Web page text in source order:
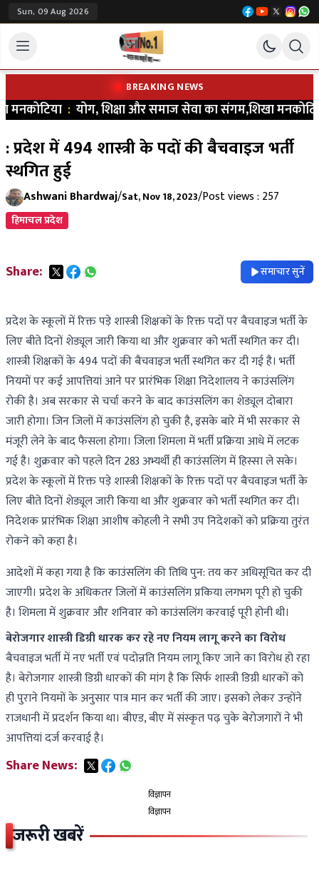
Sun, 09 Aug 2026
BREAKING NEWS
: योग, शिक्षा और समाज सेवा का संगम,शिखा मनकोटिया
: प्रदेश में 494 शास्त्री के पदों की बैचवाइज भर्ती
स्थगित हुई
Ashwani Bhardwaj/Sat, Nov 18, 2023/Post views : 257
हिमाचल प्रदेश
Share: समाचार सुनें
प्रदेश के स्कूलों में रिक्त पड़े शास्त्री शिक्षकों के रिक्त पदों पर बैचवाइज भर्ती के
लिए बीते दिनों शेड्यूल जारी किया था और शुक्रवार को भर्ती स्थगित कर दी।
शास्त्री शिक्षकों के 494 पदों की बैचवाइज भर्ती स्थगित कर दी गई है। भर्ती
नियमों पर कई आपत्तियां आने पर प्रारंभिक शिक्षा निदेशालय ने काउंसलिंग
रोकी है। अब सरकार से चर्चा करने के बाद काउंसलिंग का शेड्यूल दोबारा
जारी होगा। जिन जिलों में काउंसलिंग हो चुकी है, इसके बारे में भी सरकार से
मंजूरी लेने के बाद फैसला होगा। जिला शिमला में भर्ती प्रक्रिया आधे में लटक
गई है। शुक्रवार को पहले दिन 283 अभ्यर्थी ही काउंसलिंग में हिस्सा ले सके।
प्रदेश के स्कूलों में रिक्त पड़े शास्त्री शिक्षकों के रिक्त पदों पर बैचवाइज भर्ती के
लिए बीते दिनों शेड्यूल जारी किया था और शुक्रवार को भर्ती स्थगित कर दी।
निदेशक प्रारंभिक शिक्षा आशीष कोहली ने सभी उप निदेशकों को प्रक्रिया तुरंत
रोकने काे कहा है।
आदेशों में कहा गया है कि काउंसलिंग की तिथि पुन: तय कर अधिसूचित कर दी
जाएगी। प्रदेश के अधिकतर जिलों में काउंसलिंग प्रकिया लगभग पूरी हो चुकी
है। शिमला में शुक्रवार और शनिवार को काउंसलिंग करवाई पूरी होनी थी।
बेरोजगार शास्त्री डिग्री धारक कर रहे नए नियम लागू करने का विरोध
बैचवाइज भर्ती में नए भर्ती एवं पदोन्नति नियम लागू किए जाने का विरोध हो रहा
है। बेरोजगार शास्त्री डिग्री धारकों की मांग है कि सिर्फ शास्त्री डिग्री धारकों को
ही पुराने नियमों के अनुसार पात्र मान कर भर्ती की जाए। इसको लेकर उन्होंने
राजधानी में प्रदर्शन किया था। बीएड, बीए में संस्कृत पढ़ चुके बेरोजगारों ने भी
आपत्तियां दर्ज करवाई है।
Share News:
विज्ञापन
विज्ञापन
जरूरी खबरें